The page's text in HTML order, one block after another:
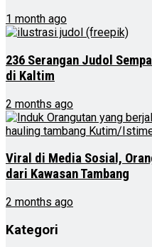
1 month ago
236 Serangan Judol
di Kaltim
2 months ago
Viral di Media Sosial,
dari Kawasan Tambang
2 months ago
Kategori